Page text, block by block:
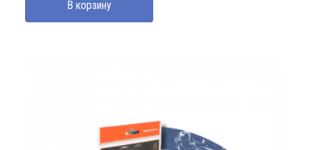
В корзину